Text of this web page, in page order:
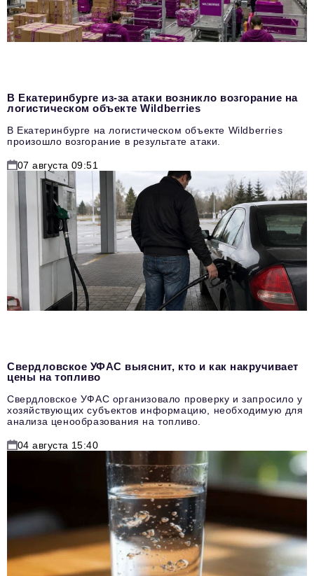
В Екатеринбурге из-за атаки возникло возгорание на
логистическом объекте Wildberries
В Екатеринбурге на логистическом объекте Wildberries
произошло возгорание в результате атаки.
07 августа 09:51
Свердловское УФАС выяснит, кто и как накручивает
цены на топливо
Свердловское УФАС организовало проверку и запросило у
хозяйствующих субъектов информацию, необходимую для
анализа ценообразования на топливо.
04 августа 15:40